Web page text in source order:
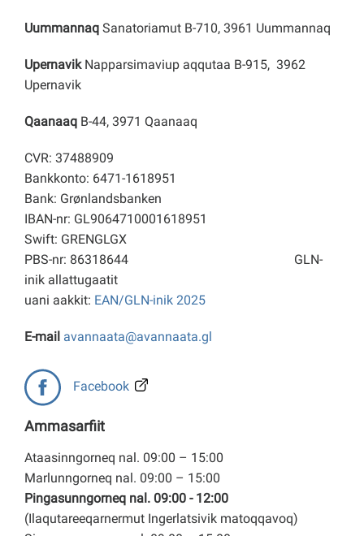
Uummannaq Sanatoriamut B-710, 3961 Uummannaq
Upernavik Napparsimaviup aqqutaa B-915, 3962
Upernavik
Qaanaaq B-44, 3971 Qaanaaq
CVR: 37488909
Bankkonto: 6471-1618951
Bank: Grønlandsbanken
IBAN-nr: GL9064710001618951
Swift: GRENGLGX
PBS-nr: 86318644 GLN-
inik allattugaatit
uani aakkit: EAN/GLN-inik 2025
E-mail avannaata@avannaata.gl
Facebook
Ammasarfiit
Ataasinngorneq nal. 09:00 – 15:00
Marlunngorneq nal. 09:00 – 15:00
Pingasunngorneq nal. 09:00 - 12:00
(Ilaqutareeqarnermut Ingerlatsivik matoqqavoq)